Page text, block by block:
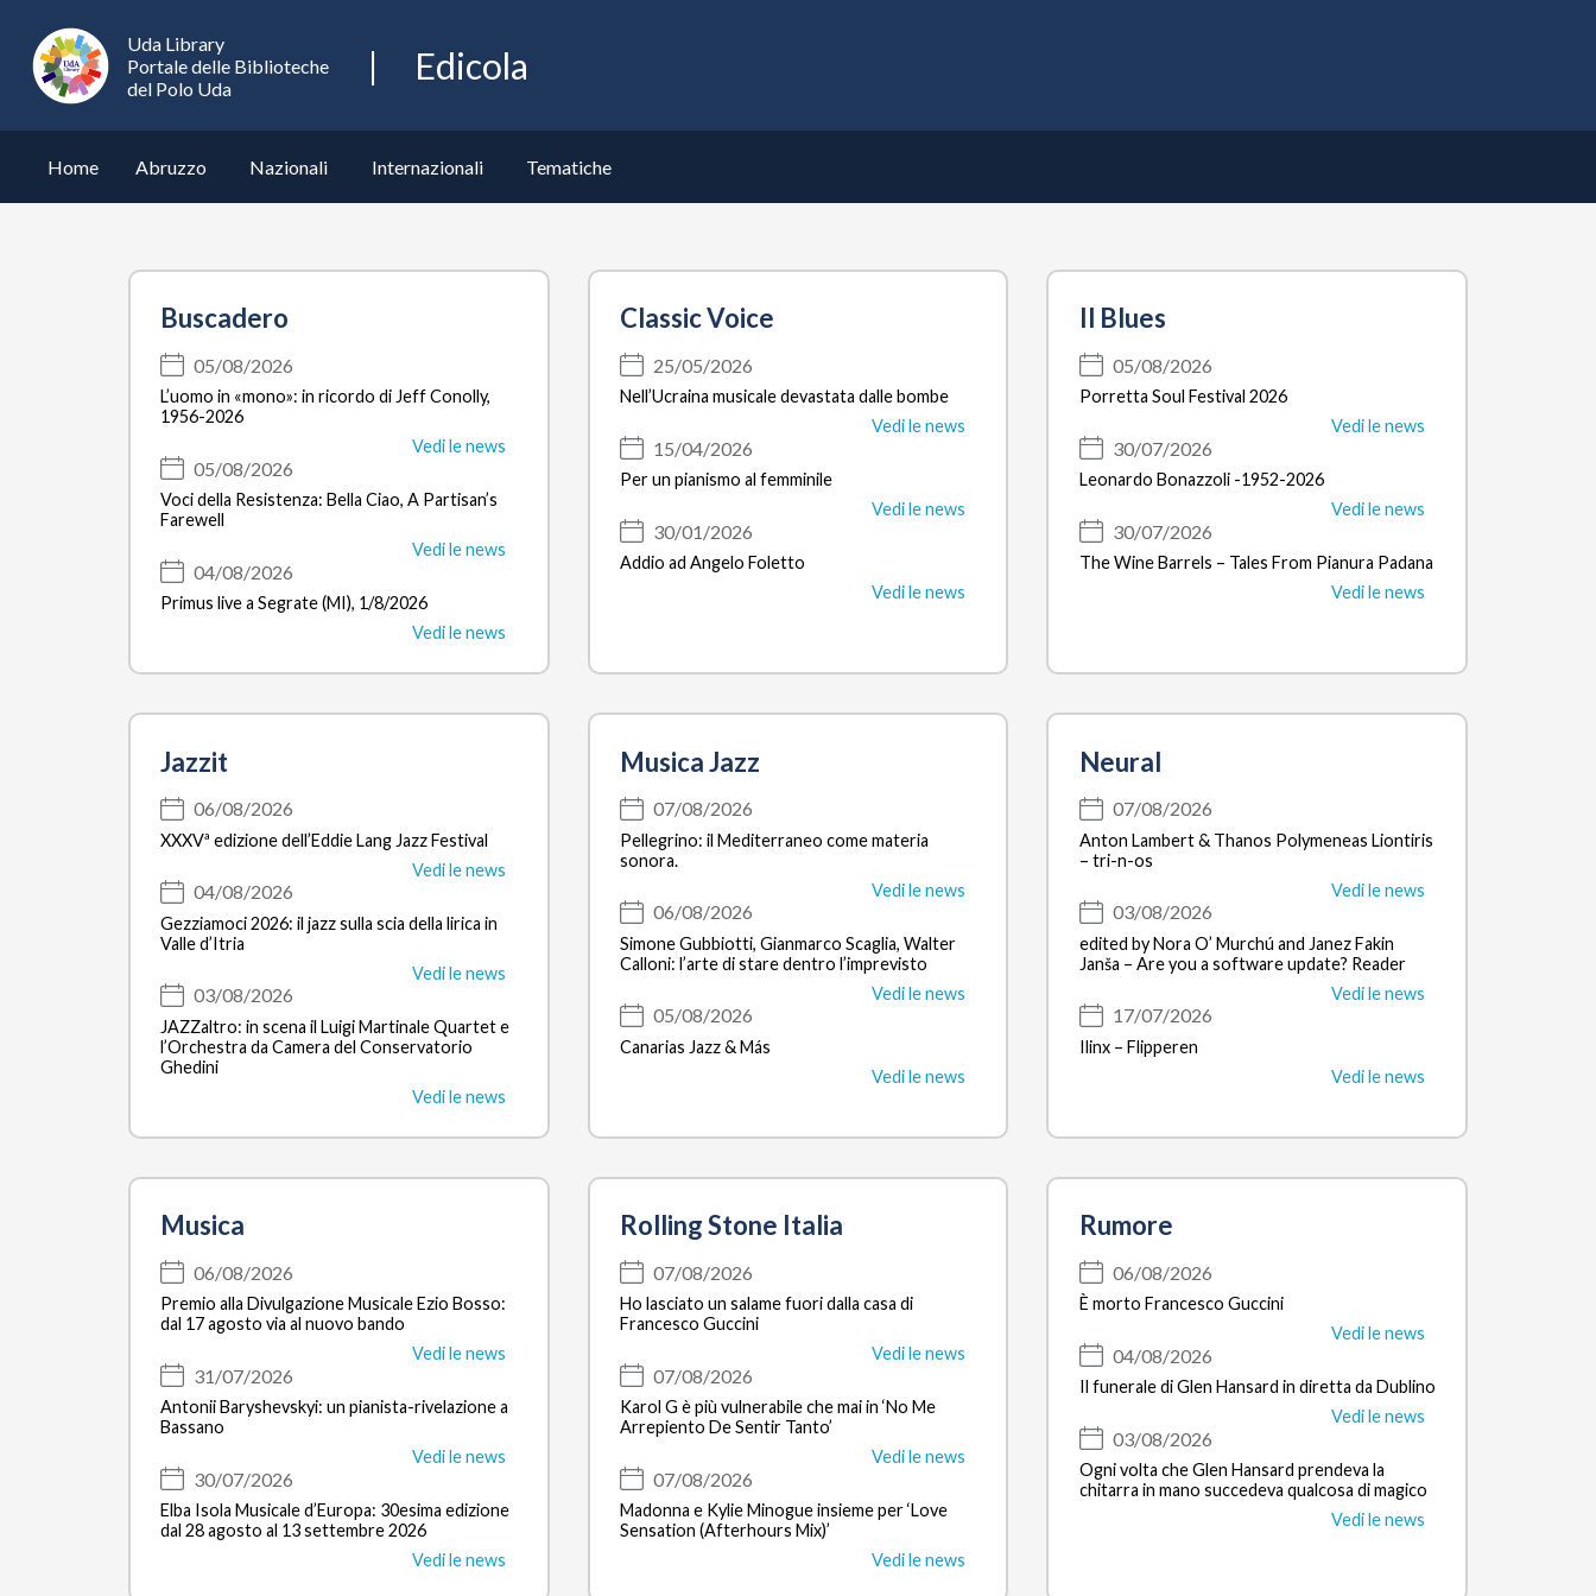
Edicola
UdaLibrary
Uda Library
Portale delle Biblioteche
del Polo Uda
Edicola
Home Abruzzo Nazionali Internazionali Tematiche
Buscadero
05/08/2026
L’uomo in «mono»: in ricordo di Jeff Conolly,
1956-2026
Vedi le news
05/08/2026
Voci della Resistenza: Bella Ciao, A Partisan’s
Farewell
Vedi le news
04/08/2026
Primus live a Segrate (MI), 1/8/2026
Vedi le news
Classic Voice
25/05/2026
Nell’Ucraina musicale devastata dalle bombe
Vedi le news
15/04/2026
Per un pianismo al femminile
Vedi le news
30/01/2026
Addio ad Angelo Foletto
Vedi le news
Il Blues
05/08/2026
Porretta Soul Festival 2026
Vedi le news
30/07/2026
Leonardo Bonazzoli -1952-2026
Vedi le news
30/07/2026
The Wine Barrels – Tales From Pianura Padana
Vedi le news
Jazzit
06/08/2026
XXXVª edizione dell’Eddie Lang Jazz Festival
Vedi le news
04/08/2026
Gezziamoci 2026: il jazz sulla scia della lirica in
Valle d’Itria
Vedi le news
03/08/2026
JAZZaltro: in scena il Luigi Martinale Quartet e
l’Orchestra da Camera del Conservatorio
Ghedini
Vedi le news
Musica Jazz
07/08/2026
Pellegrino: il Mediterraneo come materia
sonora.
Vedi le news
06/08/2026
Simone Gubbiotti, Gianmarco Scaglia, Walter
Calloni: l’arte di stare dentro l’imprevisto
Vedi le news
05/08/2026
Canarias Jazz & Más
Vedi le news
Neural
07/08/2026
Anton Lambert & Thanos Polymeneas Liontiris
– tri-n-os
Vedi le news
03/08/2026
edited by Nora O’ Murchú and Janez Fakin
Janša – Are you a software update? Reader
Vedi le news
17/07/2026
Ilinx – Flipperen
Vedi le news
Musica
06/08/2026
Premio alla Divulgazione Musicale Ezio Bosso:
dal 17 agosto via al nuovo bando
Vedi le news
31/07/2026
Antonii Baryshevskyi: un pianista-rivelazione a
Bassano
Vedi le news
30/07/2026
Elba Isola Musicale d’Europa: 30esima edizione
dal 28 agosto al 13 settembre 2026
Vedi le news
Rolling Stone Italia
07/08/2026
Ho lasciato un salame fuori dalla casa di
Francesco Guccini
Vedi le news
07/08/2026
Karol G è più vulnerabile che mai in ‘No Me
Arrepiento De Sentir Tanto’
Vedi le news
07/08/2026
Madonna e Kylie Minogue insieme per ‘Love
Sensation (Afterhours Mix)’
Vedi le news
Rumore
06/08/2026
È morto Francesco Guccini
Vedi le news
04/08/2026
Il funerale di Glen Hansard in diretta da Dublino
Vedi le news
03/08/2026
Ogni volta che Glen Hansard prendeva la
chitarra in mano succedeva qualcosa di magico
Vedi le news